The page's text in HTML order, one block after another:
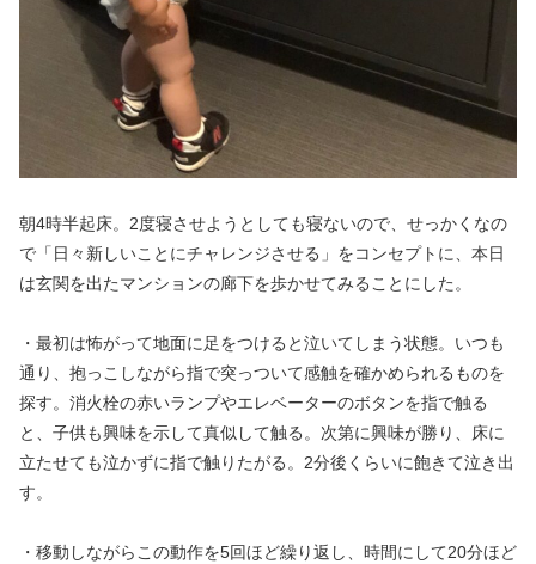
朝4時半起床。2度寝させようとしても寝ないので、せっかくなの
で「日々新しいことにチャレンジさせる」をコンセプトに、本日
は玄関を出たマンションの廊下を歩かせてみることにした。
・最初は怖がって地面に足をつけると泣いてしまう状態。いつも
通り、抱っこしながら指で突っついて感触を確かめられるものを
探す。消火栓の赤いランプやエレベーターのボタンを指で触る
と、子供も興味を示して真似して触る。次第に興味が勝り、床に
立たせても泣かずに指で触りたがる。2分後くらいに飽きて泣き出
す。
・移動しながらこの動作を5回ほど繰り返し、時間にして20分ほど